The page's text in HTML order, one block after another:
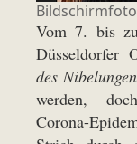
Bildschirmfoto
Vom 7. bis
Düsseldorfer
des Nibelungen
werden,
Corona-